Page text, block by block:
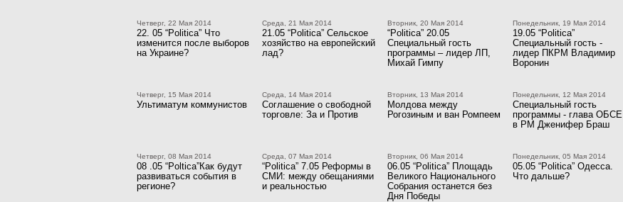
Четверг, 22 Мая 2014
22. 05 “Politica” Что
изменится после выборов
на Украине?
Среда, 21 Мая 2014
21.05 “Politica” Сельское
хозяйство на европейский
лад?
Вторник, 20 Мая 2014
“Politica” 20.05
Специальный гость
программы – лидер ЛП,
Михай Гимпу
Понедельник, 19 Мая 2014
19.05 “Politica”
Специальный гость -
лидер ПКРМ Владимир
Воронин
Четверг, 15 Мая 2014
Ультиматум коммунистов
Среда, 14 Мая 2014
Соглашение о свободной
торговле: За и Против
Вторник, 13 Мая 2014
Молдова между
Рогозиным и ван Ромпеем
Понедельник, 12 Мая 2014
Специальный гость
программы - глава ОБСЕ
в РМ Дженифер Браш
Четверг, 08 Мая 2014
08 .05 “Poltica”Как будут
развиваться события в
регионе?
Среда, 07 Мая 2014
“Politica” 7.05 Реформы в
СМИ: между обещаниями
и реальностью
Вторник, 06 Мая 2014
06.05 “Politica” Площадь
Великого Национального
Собрания останется без
Дня Победы
Понедельник, 05 Мая 2014
05.05 “Politica” Одесса.
Что дальше?